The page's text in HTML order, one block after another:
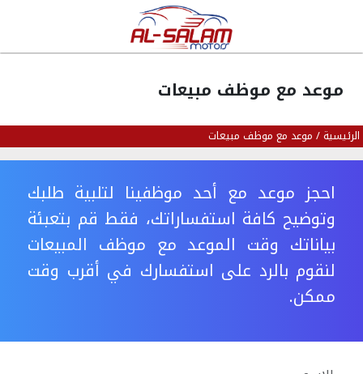
موعد مع موظف مبيعات
الرئيسية / موعد مع موظف مبيعات
احجز موعد مع أحد موظفينا لتلبية طلبك
وتوضيح كافة استفساراتك، فقط قم بتعبئة
بياناتك وقت الموعد مع موظف المبيعات
لنقوم بالرد على استفسارك في أقرب وقت
ممكن.